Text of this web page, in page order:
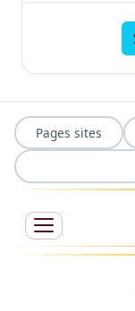
Pages sites